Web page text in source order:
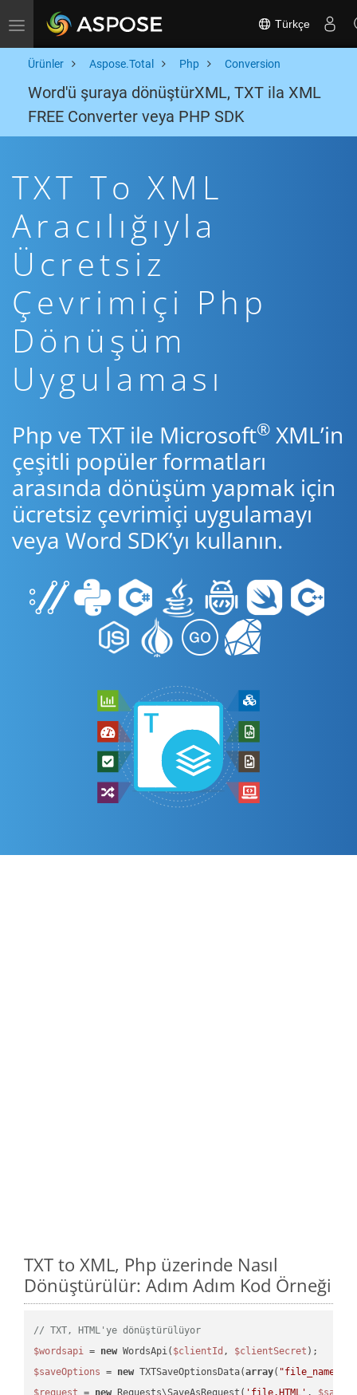
Toggle navigation Türkçe
Ürünler Aspose.Total Php Conversion
Word'ü şuraya dönüştürXML, TXT ila XML
FREE Converter veya PHP SDK
TXT To XML
Aracılığıyla
Ücretsiz
Çevrimiçi Php
Dönüşüm
Uygulaması
Php ve TXT ile Microsoft® XML’in
çeşitli popüler formatları
arasında dönüşüm yapmak için
ücretsiz çevrimiçi uygulamayı
veya Word SDK’yı kullanın.
TXT to XML, Php üzerinde Nasıl
Dönüştürülür: Adım Adım Kod Örneği
// TXT, HTML'ye dönüştürülüyor
$wordsapi = new WordsApi( $clientId , $clientSecret
$saveOptions = new TXTSaveOptionsData(array( "file_name"
$request = new Requests\SaveAsRequest( 'file.HTML' ,